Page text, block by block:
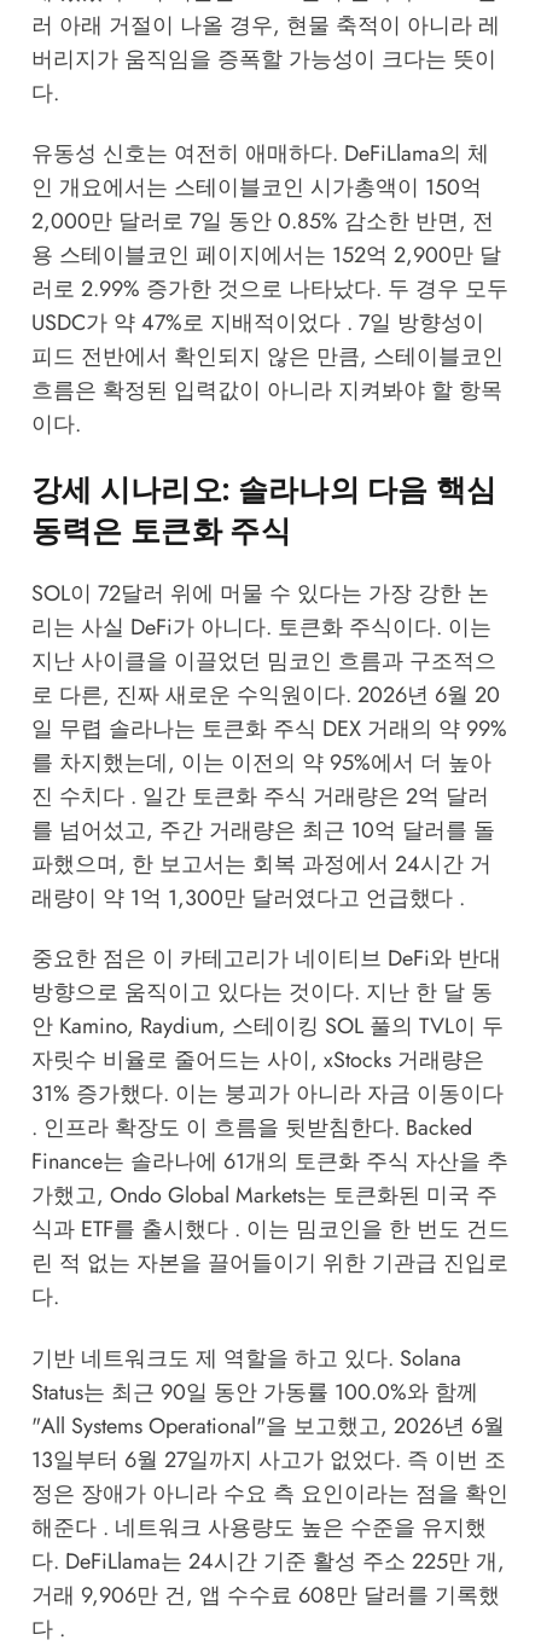
러 아래 거절이 나올 경우, 현물 축적이 아니라 레
버리지가 움직임을 증폭할 가능성이 크다는 뜻이
다.
유동성 신호는 여전히 애매하다. DeFiLlama의 체
인 개요에서는 스테이블코인 시가총액이 150억
2,000만 달러로 7일 동안 0.85% 감소한 반면, 전
용 스테이블코인 페이지에서는 152억 2,900만 달
러로 2.99% 증가한 것으로 나타났다. 두 경우 모두
USDC가 약 47%로 지배적이었다 . 7일 방향성이
피드 전반에서 확인되지 않은 만큼, 스테이블코인
흐름은 확정된 입력값이 아니라 지켜봐야 할 항목
이다.
강세 시나리오: 솔라나의 다음 핵심
동력은 토큰화 주식
SOL이 72달러 위에 머물 수 있다는 가장 강한 논
리는 사실 DeFi가 아니다. 토큰화 주식이다. 이는
지난 사이클을 이끌었던 밈코인 흐름과 구조적으
로 다른, 진짜 새로운 수익원이다. 2026년 6월 20
일 무렵 솔라나는 토큰화 주식 DEX 거래의 약 99%
를 차지했는데, 이는 이전의 약 95%에서 더 높아
진 수치다 . 일간 토큰화 주식 거래량은 2억 달러
를 넘어섰고, 주간 거래량은 최근 10억 달러를 돌
파했으며, 한 보고서는 회복 과정에서 24시간 거
래량이 약 1억 1,300만 달러였다고 언급했다 .
중요한 점은 이 카테고리가 네이티브 DeFi와 반대
방향으로 움직이고 있다는 것이다. 지난 한 달 동
안 Kamino, Raydium, 스테이킹 SOL 풀의 TVL이 두
자릿수 비율로 줄어드는 사이, xStocks 거래량은
31% 증가했다. 이는 붕괴가 아니라 자금 이동이다
. 인프라 확장도 이 흐름을 뒷받침한다. Backed
Finance는 솔라나에 61개의 토큰화 주식 자산을 추
가했고, Ondo Global Markets는 토큰화된 미국 주
식과 ETF를 출시했다 . 이는 밈코인을 한 번도 건드
린 적 없는 자본을 끌어들이기 위한 기관급 진입로
다.
기반 네트워크도 제 역할을 하고 있다. Solana
Status는 최근 90일 동안 가동률 100.0%와 함께
"All Systems Operational"을 보고했고, 2026년 6월
13일부터 6월 27일까지 사고가 없었다. 즉 이번 조
정은 장애가 아니라 수요 측 요인이라는 점을 확인
해준다 . 네트워크 사용량도 높은 수준을 유지했
다. DeFiLlama는 24시간 기준 활성 주소 225만 개,
거래 9,906만 건, 앱 수수료 608만 달러를 기록했
다 .